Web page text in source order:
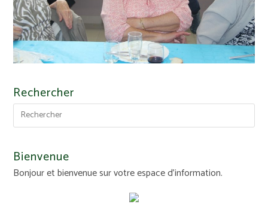
Rechercher
Bienvenue
Bonjour et bienvenue sur votre espace d'information.